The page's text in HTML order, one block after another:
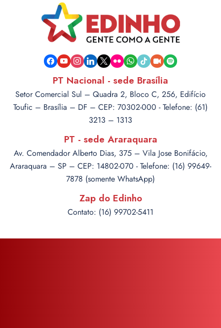
facebook
youtubeinstagram
linkedin
x flickrwhatsapp
tiktokvideo-spotify
PT Nacional - sede Brasília
Setor Comercial Sul – Quadra 2, Bloco C, 256, Edifício
Toufic – Brasília – DF – CEP: 70302-000 - Telefone: (61)
3213 – 1313
PT - sede Araraquara
Av. Comendador Alberto Dias, 375 – Vila Jose Bonifácio,
Araraquara – SP – CEP: 14802-070 - Telefone: (16) 99649-
7878 (somente WhatsApp)
Zap do Edinho
Contato: (16) 99702-5411